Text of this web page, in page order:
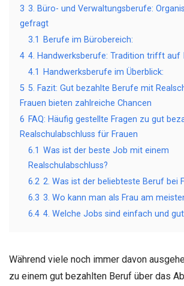
3 3. Büro- und Verwaltungsberufe:
gefragt
3.1
Berufe im Bürobereich:
4 4. Handwerksberufe: Tradition trifft auf
4.1
Handwerksberufe im Überblick:
5 5. Fazit: Gut bezahlte Berufe mit
Frauen bieten zahlreiche Chancen
6 FAQ: Häufig gestellte Fragen zu gut
Realschulabschluss für Frauen
6.1 Was ist der beste Job mit einem
Realschulabschluss?
6.2 2. Was ist der beliebteste Beruf bei
6.3 3. Wo kann man als Frau am
6.4 4. Welche Jobs sind einfach und
Während viele noch immer davon
zu einem gut bezahlten Beruf über das